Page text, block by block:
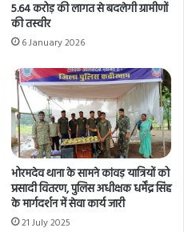
5.64 करोड़ की लागत से बदलेगी ग्रामीणों
की तस्वीर
6 January 2026
भोरमदेव थाना के सामने कांवड़ यात्रियों को
प्रसादी वितरण, पुलिस अधीक्षक धर्मेंद्र सिंह
के मार्गदर्शन में सेवा कार्य जारी
21 July 2025